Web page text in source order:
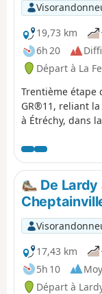
19,73 km
6h 20
Départ à La
Trentième étape
GR®11, reliant
à Étréchy, dans
en la poursuite
paysages
plus
grosse difficulté,
peu plus
De
17,43 km
5h 10
Départ à